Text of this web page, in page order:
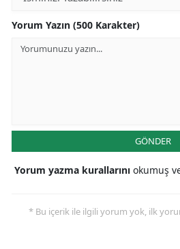
Yorum Yazın (500 Karakter)
GÖNDER
Yorum yazma kurallarını okumuş
* Bu içerik ile ilgili yorum yok, ilk